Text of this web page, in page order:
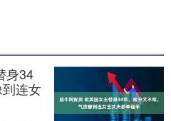
身34
连女